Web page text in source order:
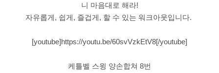
니 마음대로 해라!
자유롭게, 쉽게, 즐겁게, 할 수 있는 워크아웃입니다.
[youtube]https://youtu.be/60svVzkEtV8[/youtube]
케틀벨 스윙 양손합쳐 8번